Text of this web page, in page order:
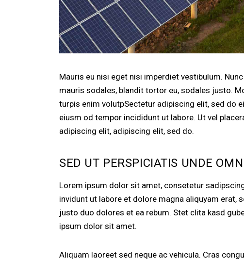
Mauris eu nisi eget nisi imperdiet vestibulum.
mauris sodales, blandit tortor eu, sodales justo.
turpis enim volutpSectetur adipiscing elit, sed do
eiusm od tempor incididunt ut labore. Ut vel
adipiscing elit, adipiscing elit, sed do.
SED UT PERSPICIATIS UNDE
Lorem ipsum dolor sit amet, consetetur
invidunt ut labore et dolore magna aliquyam erat,
justo duo dolores et ea rebum. Stet clita kasd
ipsum dolor sit amet.
Aliquam laoreet sed neque ac vehicula. Cras